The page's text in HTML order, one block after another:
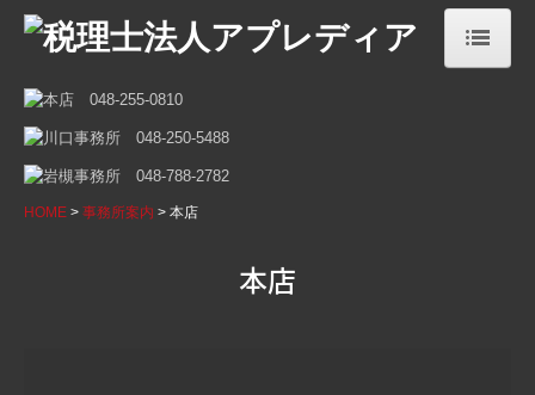
HOME
事務所案内
HOME 事務所案内 本店
本店